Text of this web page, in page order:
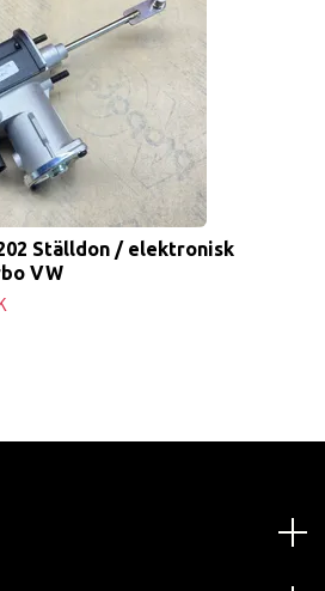
Ställdon / elektronisk
VW